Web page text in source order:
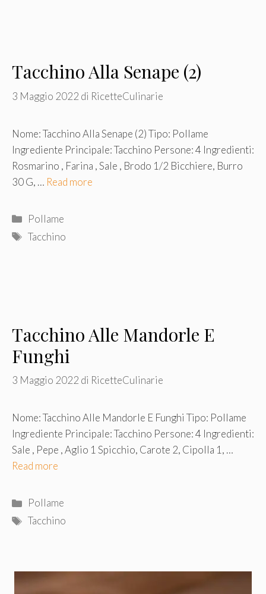
Tacchino Alla Senape (2)
3 Maggio 2022 di RicetteCulinarie
Nome: Tacchino Alla Senape (2) Tipo: Pollame
Ingrediente Principale: Tacchino Persone: 4 Ingredienti:
Rosmarino , Farina , Sale , Brodo 1/2 Bicchiere, Burro
30 G, … Read more
Categorie
Pollame
Tag
Tacchino
Tacchino Alle Mandorle E
Funghi
3 Maggio 2022 di RicetteCulinarie
Nome: Tacchino Alle Mandorle E Funghi Tipo: Pollame
Ingrediente Principale: Tacchino Persone: 4 Ingredienti:
Sale , Pepe , Aglio 1 Spicchio, Carote 2, Cipolla 1, …
Read more
Categorie
Pollame
Tag
Tacchino